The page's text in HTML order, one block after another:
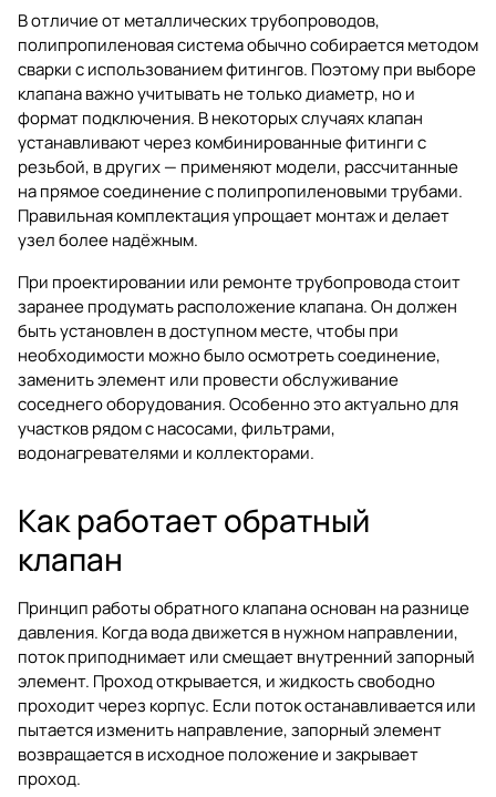
В отличие от металлических трубопроводов,
полипропиленовая система обычно собирается методом
сварки с использованием фитингов. Поэтому при выборе
клапана важно учитывать не только диаметр, но и
формат подключения. В некоторых случаях клапан
устанавливают через комбинированные фитинги с
резьбой, в других — применяют модели, рассчитанные
на прямое соединение с полипропиленовыми трубами.
Правильная комплектация упрощает монтаж и делает
узел более надёжным.
При проектировании или ремонте трубопровода стоит
заранее продумать расположение клапана. Он должен
быть установлен в доступном месте, чтобы при
необходимости можно было осмотреть соединение,
заменить элемент или провести обслуживание
соседнего оборудования. Особенно это актуально для
участков рядом с насосами, фильтрами,
водонагревателями и коллекторами.
Как работает обратный
клапан
Принцип работы обратного клапана основан на разнице
давления. Когда вода движется в нужном направлении,
поток приподнимает или смещает внутренний запорный
элемент. Проход открывается, и жидкость свободно
проходит через корпус. Если поток останавливается или
пытается изменить направление, запорный элемент
возвращается в исходное положение и закрывает
проход.